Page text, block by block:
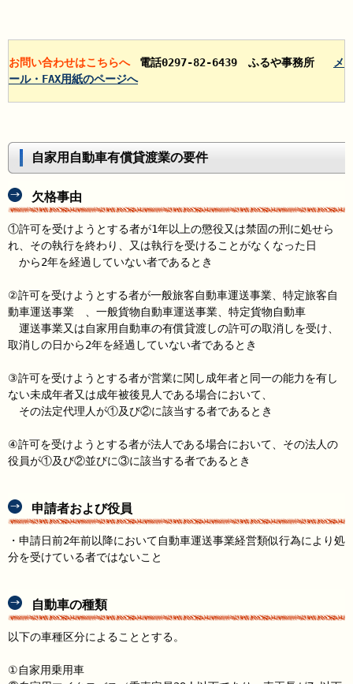
お問い合わせはこちらへ 電話0297-82-6439 ふるや事務所
メ
ール・FAX用紙のページへ
自家用自動車有償貸渡業の要件
欠格事由
①許可を受けようとする者が1年以上の懲役又は禁固の刑に処せら
れ、その執行を終わり、又は執行を受けることがなくなった日
から2年を経過していない者であるとき
②許可を受けようとする者が一般旅客自動車運送事業、特定旅客自
動車運送事業 、一般貨物自動車運送事業、特定貨物自動車
運送事業又は自家用自動車の有償貸渡しの許可の取消しを受け、
取消しの日から2年を経過していない者であるとき
③許可を受けようとする者が営業に関し成年者と同一の能力を有し
ない未成年者又は成年被後見人である場合において、
その法定代理人が①及び②に該当する者であるとき
④許可を受けようとする者が法人である場合において、その法人の
役員が①及び②並びに③に該当する者であるとき
申請者および役員
・申請日前2年前以降において自動車運送事業経営類似行為により処
分を受けている者ではないこと
自動車の種類
以下の車種区分によることとする。
①自家用乗用車